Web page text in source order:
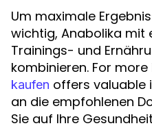
Um maximale
wichtig, Anabolika mit
Trainings- und
kombinieren. For
kaufen offers valuable
an die empfohlenen
Sie auf Ihre